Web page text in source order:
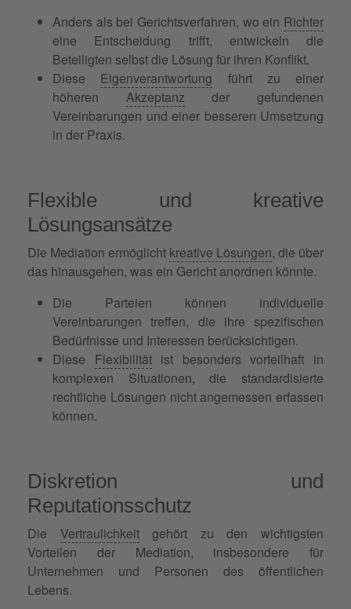
Anders als bei Gerichtsverfahren, wo ein Richter
eine Entscheidung trifft, entwickeln die
Beteiligten selbst die Lösung für ihren Konflikt.
Diese Eigenverantwortung führt zu einer
höheren Akzeptanz der gefundenen
Vereinbarungen und einer besseren Umsetzung
in der Praxis.
Flexible und kreative
Lösungsansätze
Die Mediation ermöglicht kreative Lösungen, die über
das hinausgehen, was ein Gericht anordnen könnte.
Die Parteien können individuelle
Vereinbarungen treffen, die ihre spezifischen
Bedürfnisse und Interessen berücksichtigen.
Diese Flexibilitätist besonders vorteilhaft in
komplexen Situationen, die standardisierte
rechtliche Lösungen nicht angemessen erfassen
können.
Diskretion und
Reputationsschutz
Die Vertraulichkeitgehört zu den wichtigsten
Vorteilen der Mediation, insbesondere für
Unternehmen und Personen des öffentlichen
Lebens.